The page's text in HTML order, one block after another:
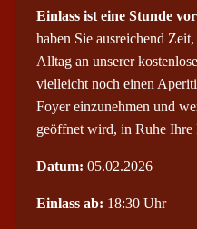
Einlass ist eine Stunde
haben Sie ausreichend
Alltag an unserer
vielleicht noch einen
Foyer einzunehmen und
geöffnet wird, in Ruhe Ihre
Datum: 05.02.2026
Einlass ab: 18:30 Uhr